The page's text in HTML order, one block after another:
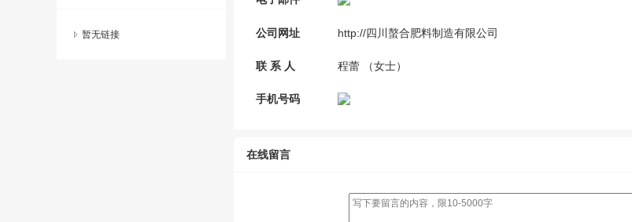
暂无链接 公司网址 http://四川螯合肥料制造有限公司
联 系 人 程蕾 （女士）
手机号码
在线留言